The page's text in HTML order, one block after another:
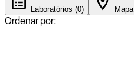
Laboratórios (0) Mapa
Ordenar por: